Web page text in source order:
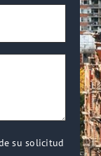
su solicitud